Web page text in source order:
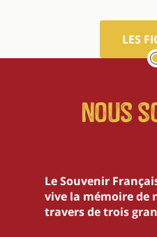
LES
Nous
Le Souvenir
vive la mémoire de
travers de trois